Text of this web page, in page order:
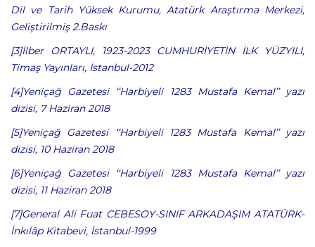
Dil ve Tarih Yüksek Kurumu, Atatürk Araştırma Merkezi,
Geliştirilmiş 2.Baskı
[3]İlber ORTAYLI, 1923-2023 CUMHURİYETİN İLK YÜZYILI,
Timaş Yayınları, İstanbul-2012
[4]Yeniçağ Gazetesi ‘‘Harbiyeli 1283 Mustafa Kemal’’ yazı
dizisi, 7 Haziran 2018
[5]Yeniçağ Gazetesi ‘‘Harbiyeli 1283 Mustafa Kemal’’ yazı
dizisi, 10 Haziran 2018
[6]Yeniçağ Gazetesi ‘‘Harbiyeli 1283 Mustafa Kemal’’ yazı
dizisi, 11 Haziran 2018
[7]General Ali Fuat CEBESOY-SINIF ARKADAŞIM ATATÜRK-
İnkılâp Kitabevi, İstanbul-1999